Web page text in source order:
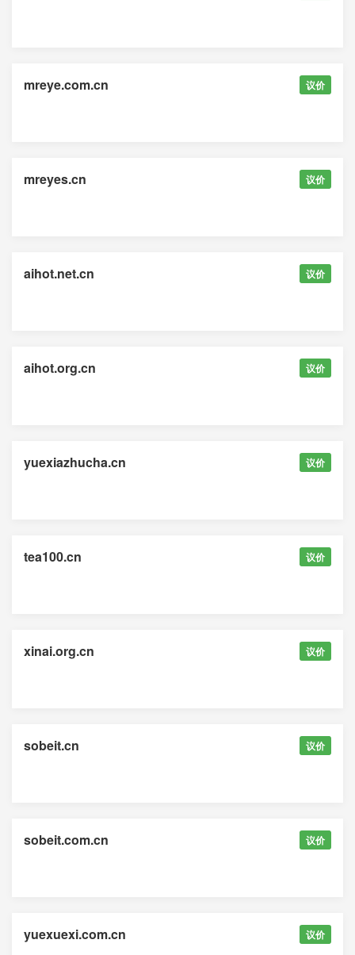
mreye.com.cn 议价
mreyes.cn 议价
aihot.net.cn 议价
aihot.org.cn 议价
yuexiazhucha.cn 议价
tea100.cn 议价
xinai.org.cn 议价
sobeit.cn 议价
sobeit.com.cn 议价
yuexuexi.com.cn 议价